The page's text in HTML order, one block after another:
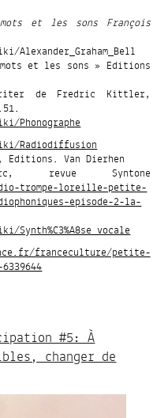
et les sons François
et les sons » Editions
de Fredric Kittler,
Phonographe
Radiodiffusion
Editions. Van Dierhen
revue Syntone
trompe-loreille-petite-
episode-2-la-
franceculture/petite-
#5: À
changer de